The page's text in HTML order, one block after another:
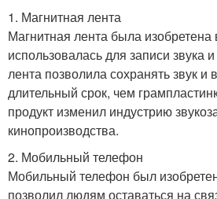
1. Магнитная лента
Магнитная лента была изобретена
использовалась для записи звука
лента позволила сохранять звук и
длительный срок, чем
продукт изменил индустрию
кинопроизводства.
2. Мобильный телефон
Мобильный телефон был
позволил людям оставаться на